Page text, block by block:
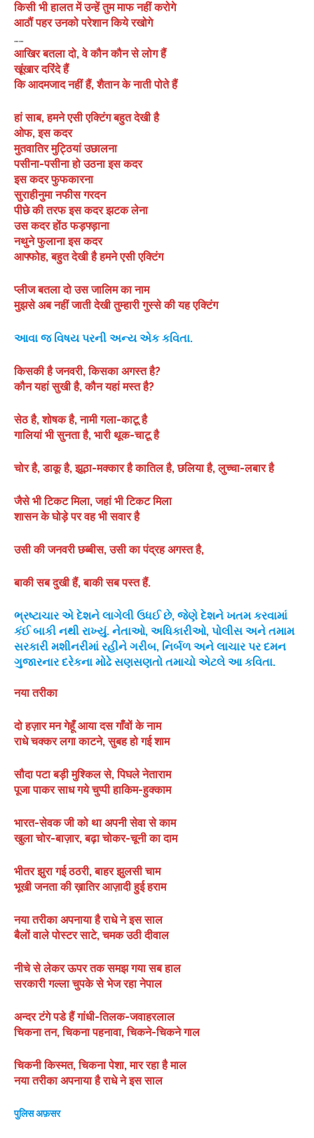
किसी भी हालत में उन्हें तुम माफ नहीं करोगे
आठौं पहर उनको परेशान किये रखोगे
……
आखिर बतला दो, वे कौन कौन से लोग हैं
खूंखार दरिंदे हैं
कि आदमजाद नहीं हैं, शैतान के नाती पोते हैं
हां साब, हमने एसी एक्टिंग बहुत देखी है
ओफ, इस कदर
मुतवातिर मुट्ठियां उछालना
पसीना-पसीना हो उठना इस कदर
इस कदर फुफकारना
सुराहीनुमा नफीस गरदन
पीछे की तरफ इस कदर झटक लेना
उस कदर होंठ फड़फ्ड़ाना
नथुने फुलाना इस कदर
आफ्फोह, बहुत देखी है हमने एसी एक्टिंग
प्लीज बतला दो उस जालिम का नाम
मुझसे अब नहीं जाती देखी तुम्हारी गुस्से की यह एक्टिंग
આવા જ વિષય પરની અન્ય એક કવિતા.
किसकी है जनवरी, किसका अगस्त है?
कौन यहां सुखी है, कौन यहां मस्त है?
सेठ है, शोषक है, नामी गला-काटू है
गालियां भी सुनता है, भारी थूक-चाटू है
चोर है, डाकू है, झूठा-मक्कार है कातिल है, छलिया है, लुच्चा-लबार है
जैसे भी टिकट मिला, जहां भी टिकट मिला
शासन के घोड़े पर वह भी सवार है
उसी की जनवरी छब्बीस, उसी का पंद्रह अगस्त है,
बाकी सब दुखी हैं, बाकी सब पस्त हैं.
ભ્રષ્ટાચાર એ દેશને લાગેલી ઉધઈ છે, જેણે દેશને ખતમ કરવામાં
કંઈ બાકી નથી રાખ્યું. નેતાઓ, અધિકારીઓ, પોલીસ અને તમામ
સરકારી મશીનરીમાં રહીને ગરીબ, નિર્બળ અને લાચાર પર દમન
ગુજારનાર દરેકના મોઢે સણસણતો તમાચો એટલે આ કવિતા.
नया तरीका
दो हज़ार मन गेहूँ आया दस गाँवों के नाम
राधे चक्कर लगा काटने, सुबह हो गई शाम
सौदा पटा बड़ी मुश्किल से, पिघले नेताराम
पूजा पाकर साध गये चुप्पी हाकिम-हुक्काम
भारत-सेवक जी को था अपनी सेवा से काम
खुला चोर-बाज़ार, बढ़ा चोकर-चूनी का दाम
भीतर झुरा गई ठठरी, बाहर झुलसी चाम
भूखी जनता की ख़ातिर आज़ादी हुई हराम
नया तरीका अपनाया है राधे ने इस साल
बैलों वाले पोस्टर साटे, चमक उठी दीवाल
नीचे से लेकर ऊपर तक समझ गया सब हाल
सरकारी गल्ला चुपके से भेज रहा नेपाल
अन्दर टंगे पडे हैं गांधी-तिलक-जवाहरलाल
चिकना तन, चिकना पहनावा, चिकने-चिकने गाल
चिकनी किस्मत, चिकना पेशा, मार रहा है माल
नया तरीका अपनाया है राधे ने इस साल
पुलिस अफ़सर